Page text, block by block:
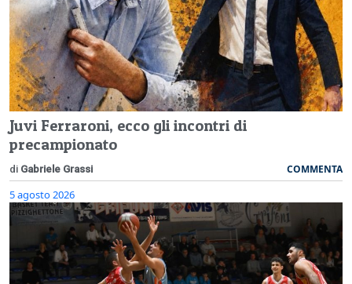
Juvi Ferraroni, ecco gli incontri di
precampionato
di Gabriele Grassi COMMENTA
5 agosto 2026